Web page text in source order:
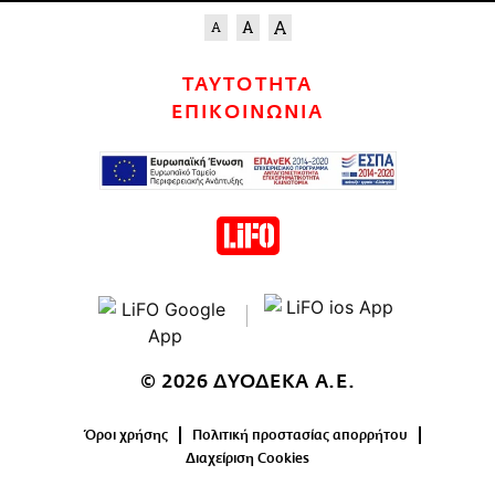
ΤΑΥΤΟΤΗΤΑ
ΕΠΙΚΟΙΝΩΝΙΑ
© 2026 ΔΥΟΔΕΚΑ Α.Ε.
Όροι χρήσης
Πολιτική προστασίας απορρήτου
Διαχείριση Cookies